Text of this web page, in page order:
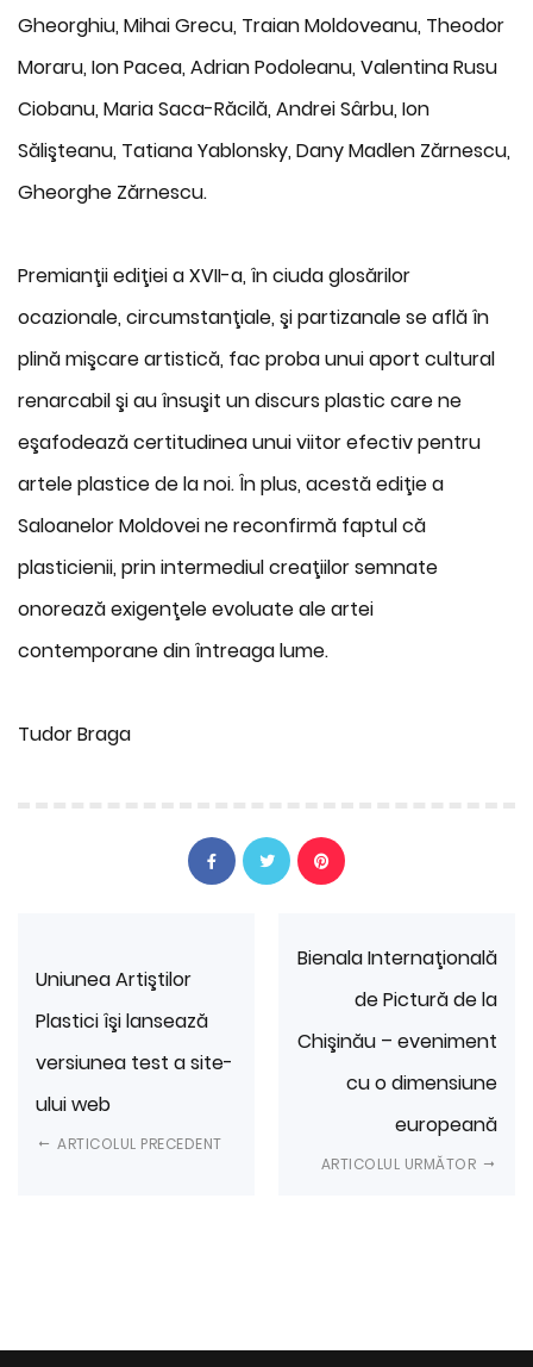
Gheorghiu, Mihai Grecu, Traian Moldoveanu, Theodor
Moraru, Ion Pacea, Adrian Podoleanu, Valentina Rusu
Ciobanu, Maria Saca-Răcilă, Andrei Sârbu, Ion
Sălişteanu, Tatiana Yablonsky, Dany Madlen Zărnescu,
Gheorghe Zărnescu.
Premianţii ediţiei a XVII-a, în ciuda glosărilor
ocazionale, circumstanţiale, şi partizanale se află în
plină mişcare artistică, fac proba unui aport cultural
renarcabil şi au însuşit un discurs plastic care ne
eşafodează certitudinea unui viitor efectiv pentru
artele plastice de la noi. În plus, acestă ediţie a
Saloanelor Moldovei ne reconfirmă faptul că
plasticienii, prin intermediul creaţiilor semnate
onorează exigenţele evoluate ale artei
contemporane din întreaga lume.
Tudor Braga
Uniunea Artiştilor
Plastici îşi lansează
versiunea test a site-
ului web
ARTICOLUL PRECEDENT
Bienala Internaţională
de Pictură de la
Chişinău – eveniment
cu o dimensiune
europeană
ARTICOLUL URMĂTOR